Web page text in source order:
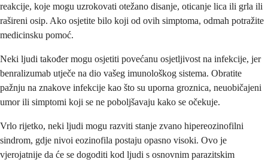
reakcije, koje mogu uzrokovati otežano disanje, oticanje lica ili grla ili
rašireni osip. Ako osjetite bilo koji od ovih simptoma, odmah potražite
medicinsku pomoć.
Neki ljudi također mogu osjetiti povećanu osjetljivost na infekcije, jer
benralizumab utječe na dio vašeg imunološkog sistema. Obratite
pažnju na znakove infekcije kao što su uporna groznica, neuobičajeni
umor ili simptomi koji se ne poboljšavaju kako se očekuje.
Vrlo rijetko, neki ljudi mogu razviti stanje zvano hipereozinofilni
sindrom, gdje nivoi eozinofila postaju opasno visoki. Ovo je
vjerojatnije da će se dogoditi kod ljudi s osnovnim parazitskim